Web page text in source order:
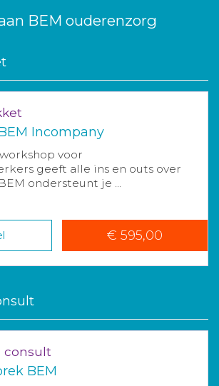
BEM ouderenzorg
Incompany
voor
geeft alle ins en outs over
ondersteunt je ...
€ 595,00
consult
BEM